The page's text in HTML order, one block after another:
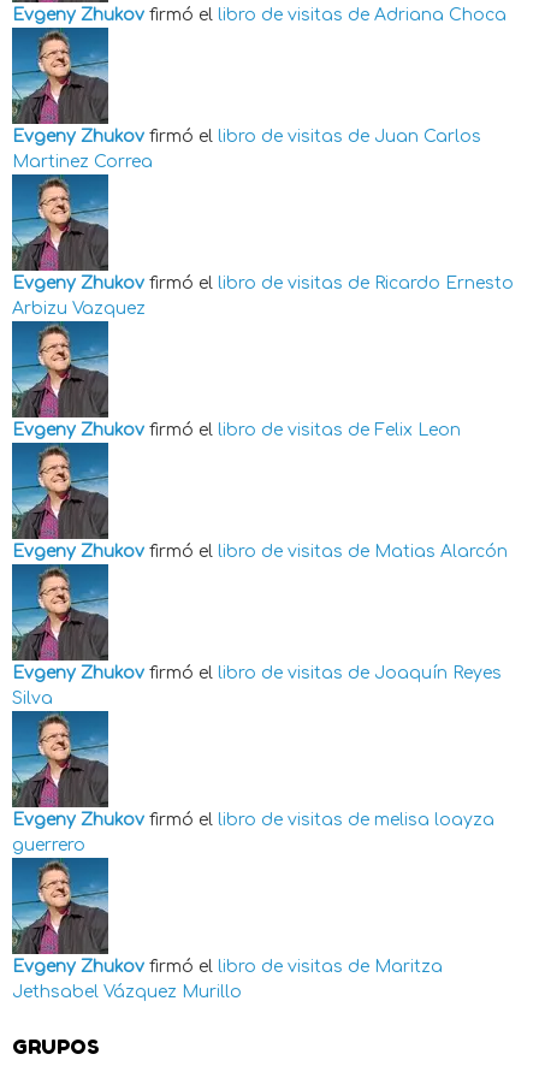
Evgeny Zhukov firmó el libro de visitas de Adriana Choca
Evgeny Zhukov firmó el libro de visitas de Juan Carlos
Martinez Correa
Evgeny Zhukov firmó el libro de visitas de Ricardo Ernesto
Arbizu Vazquez
Evgeny Zhukov firmó el libro de visitas de Felix Leon
Evgeny Zhukov firmó el libro de visitas de Matias Alarcón
Evgeny Zhukov firmó el libro de visitas de Joaquín Reyes
Silva
Evgeny Zhukov firmó el libro de visitas de melisa loayza
guerrero
Evgeny Zhukov firmó el libro de visitas de Maritza
Jethsabel Vázquez Murillo
GRUPOS